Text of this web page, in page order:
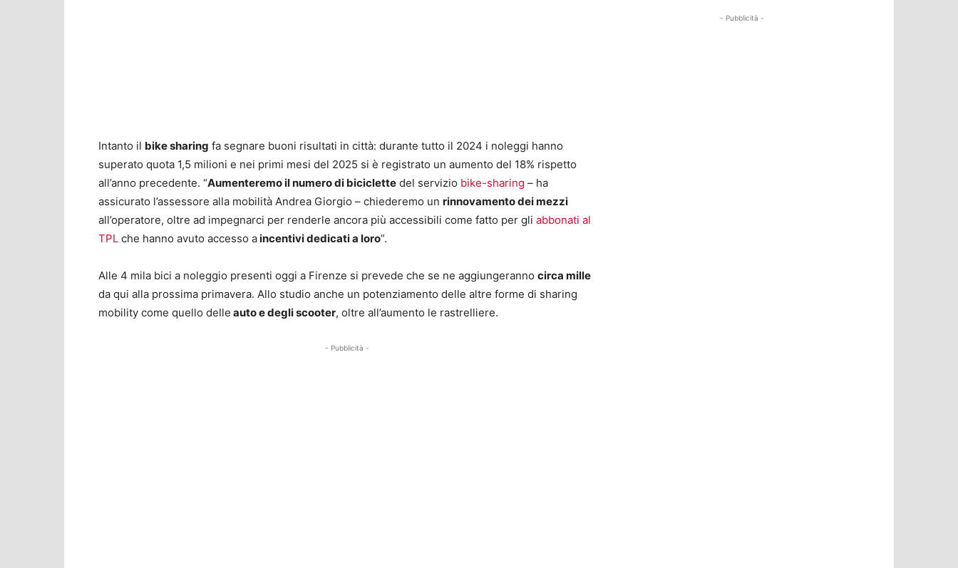
Intanto il bike sharing fa segnare buoni risultati in città: durante tutto il 2024 i noleggi hanno
superato quota 1,5 milioni e nei primi mesi del 2025 si è registrato un aumento del 18% rispetto
all’anno precedente. “Aumenteremo il numero di biciclette del servizio bike-sharing – ha
assicurato l’assessore alla mobilità Andrea Giorgio – chiederemo un rinnovamento dei mezzi
all’operatore, oltre ad impegnarci per renderle ancora più accessibili come fatto per gli abbonati al
TPL che hanno avuto accesso aincentivi dedicati a loro”.
Alle 4 mila bici a noleggio presenti oggi a Firenze si prevede che se ne aggiungeranno circa mille
da qui alla prossima primavera. Allo studio anche un potenziamento delle altre forme di sharing
mobility come quello delle auto e degli scooter, oltre all’aumento le rastrelliere.
- Pubblicità -
- Pubblicità -